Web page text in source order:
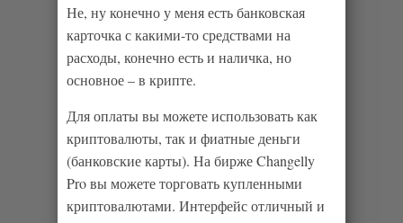
Не, ну конечно у меня есть банковская
карточка с какими-то средствами на
расходы, конечно есть и наличка, но
основное – в крипте.
Для оплаты вы можете использовать как
криптовалюты, так и фиатные деньги
(банковские карты). На бирже Changelly
Pro вы можете торговать купленными
криптовалютами. Интерфейс отличный и